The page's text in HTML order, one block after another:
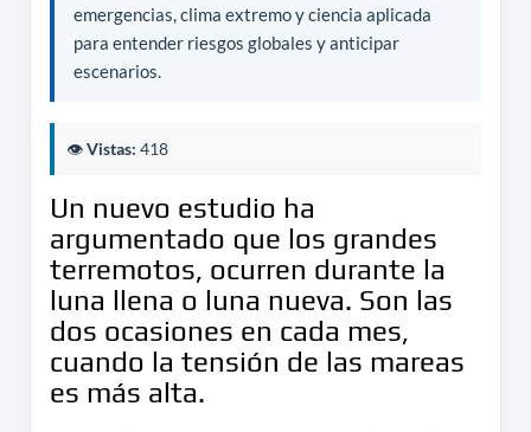
emergencias, clima extremo y ciencia aplicada
para entender riesgos globales y anticipar
escenarios.
👁️Vistas: 418
Un nuevo estudio ha
argumentado que los grandes
terremotos, ocurren durante la
luna llena o luna nueva. Son las
dos ocasiones en cada mes,
cuando la tensión de las mareas
es más alta.